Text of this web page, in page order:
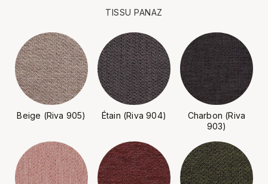
TISSU PANAZ
Beige (Riva 905) Étain (Riva 904)
Charbon (Riva
903)